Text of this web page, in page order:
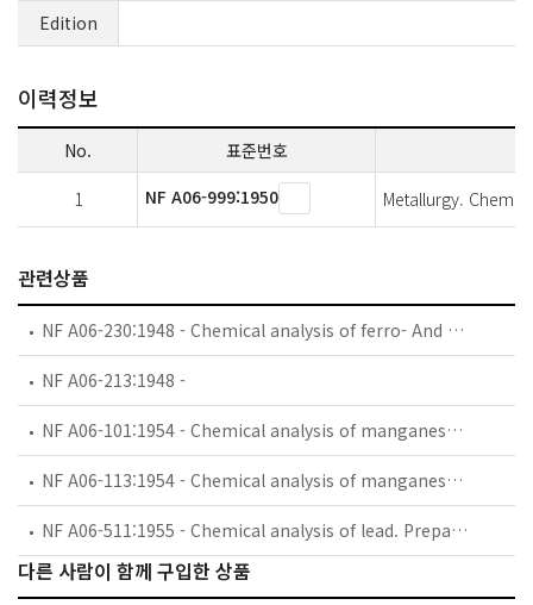
Edition
이력정보
No. 표준번호
1 NF A06-999:1950 Metallurgy.
관련상품
NF A06-230:1948 - Chemical analysis of ferro- And silico-alloys. Determination of iron in silico-aluminium.
NF A06-213:1948 -
NF A06-101:1954 - Chemical analysis of manganese ores. Volumetric determination of iron (current determination).
NF A06-113:1954 - Chemical analysis of manganese ores. Determination of combined water.
NF A06-511:1955 - Chemical analysis of lead. Preparation of samples for chemical analysis.
다른 사람이 함께 구입한 상품